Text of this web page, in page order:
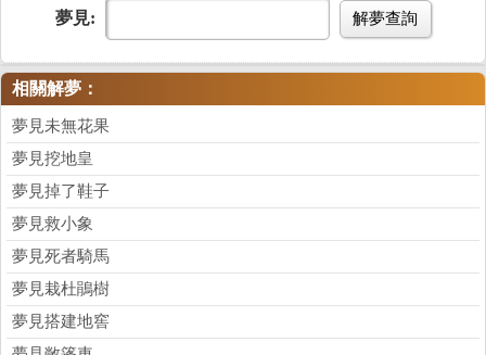
夢見: 解夢查詢
相關解夢：
夢見未無花果
夢見挖地皇
夢見掉了鞋子
夢見救小象
夢見死者騎馬
夢見栽杜鵑樹
夢見搭建地窖